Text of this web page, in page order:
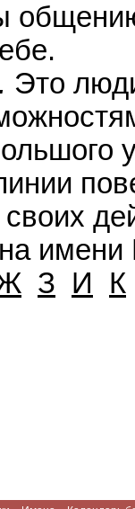
Это
имени
З И К